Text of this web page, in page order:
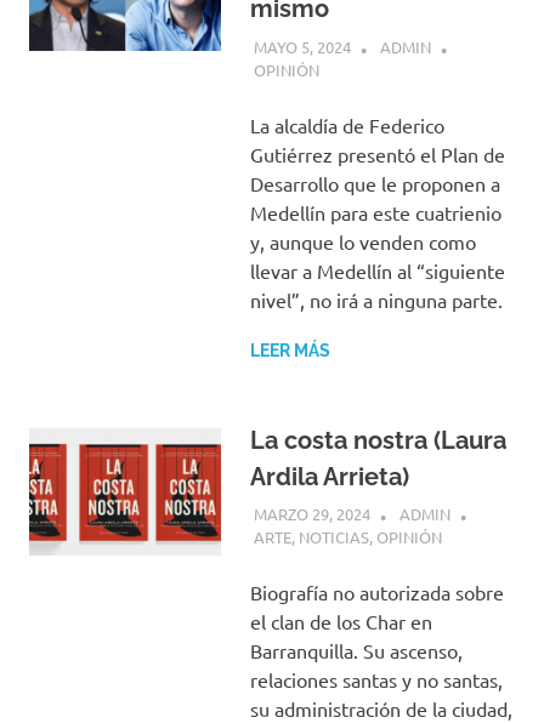
mismo
MAYO 5, 2024
ADMIN
OPINIÓN
La alcaldía de Federico
Gutiérrez presentó el Plan de
Desarrollo que le proponen a
Medellín para este cuatrienio
y, aunque lo venden como
llevar a Medellín al “siguiente
nivel”, no irá a ninguna parte.
LEER MÁS
La costa nostra (Laura
Ardila Arrieta)
MARZO 29, 2024
ADMIN
ARTE, NOTICIAS, OPINIÓN
Biografía no autorizada sobre
el clan de los Char en
Barranquilla. Su ascenso,
relaciones santas y no santas,
su administración de la ciudad,